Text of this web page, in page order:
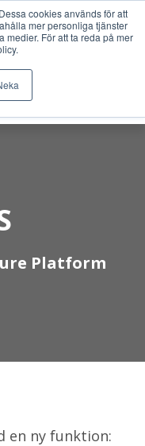
cookies används för att
mer personliga tjänster
För att ta reda på mer
Platform
en ny funktion: